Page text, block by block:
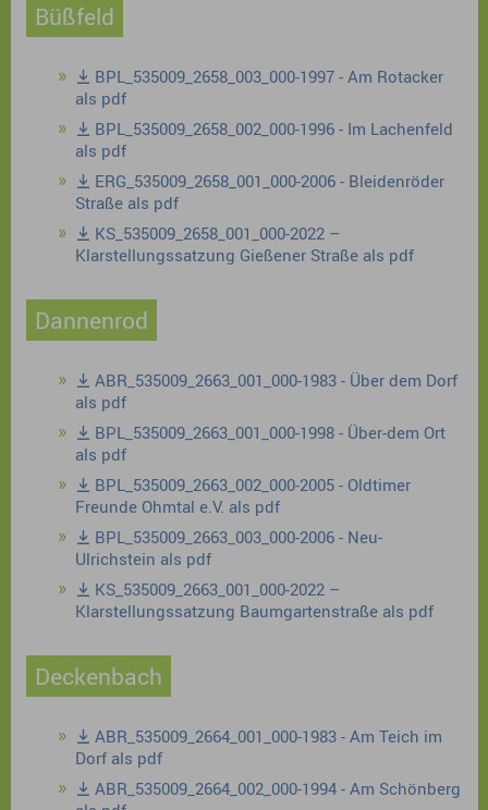
Büßfeld
BPL_535009_2658_003_000-1997 - Am Rotacker
als pdf
BPL_535009_2658_002_000-1996 - Im Lachenfeld
als pdf
ERG_535009_2658_001_000-2006 - Bleidenröder
Straße als pdf
KS_535009_2658_001_000-2022 –
Klarstellungssatzung Gießener Straße als pdf
Dannenrod
ABR_535009_2663_001_000-1983 - Über dem Dorf
als pdf
BPL_535009_2663_001_000-1998 - Über-dem Ort
als pdf
BPL_535009_2663_002_000-2005 - Oldtimer
Freunde Ohmtal e.V. als pdf
BPL_535009_2663_003_000-2006 - Neu-
Ulrichstein als pdf
KS_535009_2663_001_000-2022 –
Klarstellungssatzung Baumgartenstraße als pdf
Deckenbach
ABR_535009_2664_001_000-1983 - Am Teich im
Dorf als pdf
ABR_535009_2664_002_000-1994 - Am Schönberg